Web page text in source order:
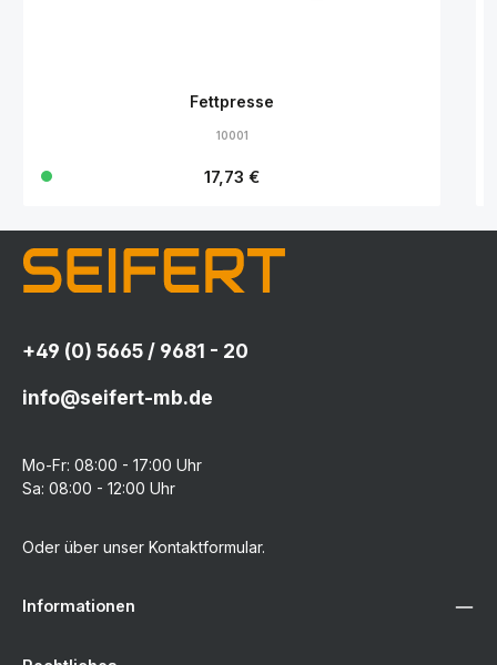
Fettpresse
10001
Regulärer Preis:
17,73 €
+49 (0) 5665 / 9681 - 20
info@seifert-mb.de
Mo-Fr: 08:00 - 17:00 Uhr
Sa: 08:00 - 12:00 Uhr
Oder über unser Kontaktformular.
Informationen